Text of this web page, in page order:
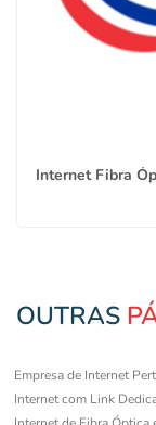
Internet Fibra
OUTRAS
Empresa de Internet
Internet com Link